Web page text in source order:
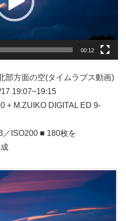
00:12
部方面の空(タイムラプス動画)
19:07~19:15
+ M.ZUIKO DIGITAL ED 9-
ISO200 ■ 180枚を